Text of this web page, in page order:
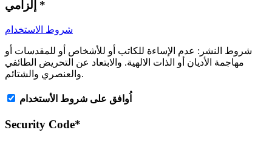
*
شروط الاستخدام
شروط النشر: عدم الإساءة للكاتب أو للأشخاص أو للمقدسات أو
مهاجمة الأديان أو الذات الالهية. والابتعاد عن التحريض الطائفي
والعنصري والشتائم.
اُوافق على شروط الأستخدام
Security Code*